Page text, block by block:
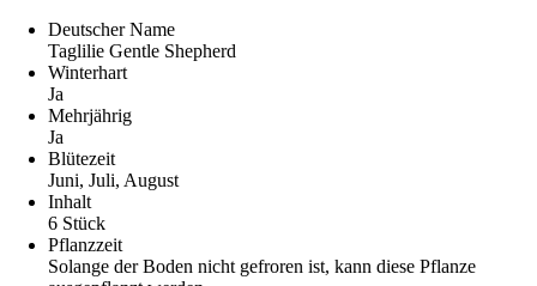
Deutscher Name
Taglilie Gentle Shepherd
Winterhart
Ja
Mehrjährig
Ja
Blütezeit
Juni, Juli, August
Inhalt
6 Stück
Pflanzzeit
Solange der Boden nicht gefroren ist, kann diese Pflanze